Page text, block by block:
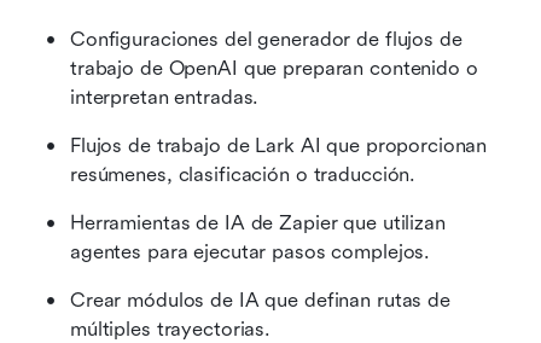
Configuraciones del generador de flujos de
trabajo de OpenAI que preparan contenido o
interpretan entradas.
Flujos de trabajo de Lark AI que proporcionan
resúmenes, clasificación o traducción.
Herramientas de IA de Zapier que utilizan
agentes para ejecutar pasos complejos.
Crear módulos de IA que definan rutas de
múltiples trayectorias.